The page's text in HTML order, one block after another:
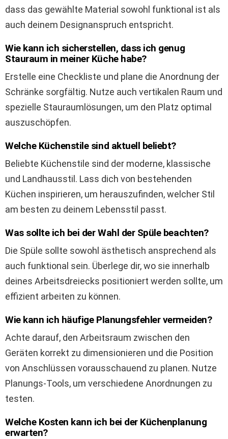
dass das gewählte Material sowohl funktional ist als
auch deinem Designanspruch entspricht.
Wie kann ich sicherstellen, dass ich genug
Stauraum in meiner Küche habe?
Erstelle eine Checkliste und plane die Anordnung der
Schränke sorgfältig. Nutze auch vertikalen Raum und
spezielle Stauraumlösungen, um den Platz optimal
auszuschöpfen.
Welche Küchenstile sind aktuell beliebt?
Beliebte Küchenstile sind der moderne, klassische
und Landhausstil. Lass dich von bestehenden
Küchen inspirieren, um herauszufinden, welcher Stil
am besten zu deinem Lebensstil passt.
Was sollte ich bei der Wahl der Spüle beachten?
Die Spüle sollte sowohl ästhetisch ansprechend als
auch funktional sein. Überlege dir, wo sie innerhalb
deines Arbeitsdreiecks positioniert werden sollte, um
effizient arbeiten zu können.
Wie kann ich häufige Planungsfehler vermeiden?
Achte darauf, den Arbeitsraum zwischen den
Geräten korrekt zu dimensionieren und die Position
von Anschlüssen vorausschauend zu planen. Nutze
Planungs-Tools, um verschiedene Anordnungen zu
testen.
Welche Kosten kann ich bei der Küchenplanung
erwarten?